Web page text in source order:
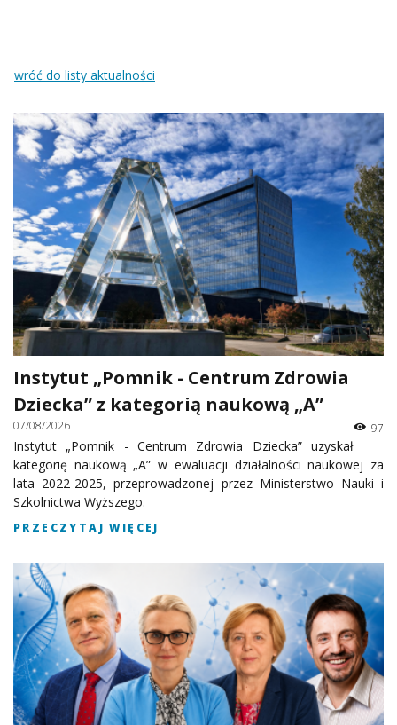
wróć do listy aktualności
Instytut „Pomnik - Centrum Zdrowia
Dziecka” z kategorią naukową „A”
07/08/2026 97
Instytut „Pomnik - Centrum Zdrowia Dziecka” uzyskał
kategorię naukową „A” w ewaluacji działalności naukowej za
lata 2022-2025, przeprowadzonej przez Ministerstwo Nauki i
Szkolnictwa Wyższego.
PRZECZYTAJ WIĘCEJ